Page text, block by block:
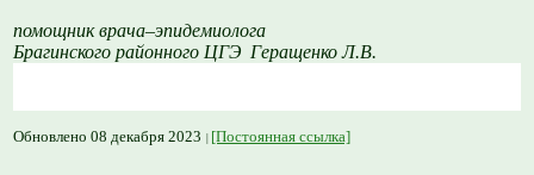
помощник врача–эпидемиолога
Брагинского районного ЦГЭ Геращенко Л.В.
Обновлено 08 декабря 2023 [Постоянная ссылка]